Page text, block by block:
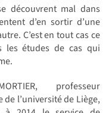
découvrent mal dans
d’en sortir d’une
C’est en tout cas ce
les études de cas qui
professeur
l’université de Liège,